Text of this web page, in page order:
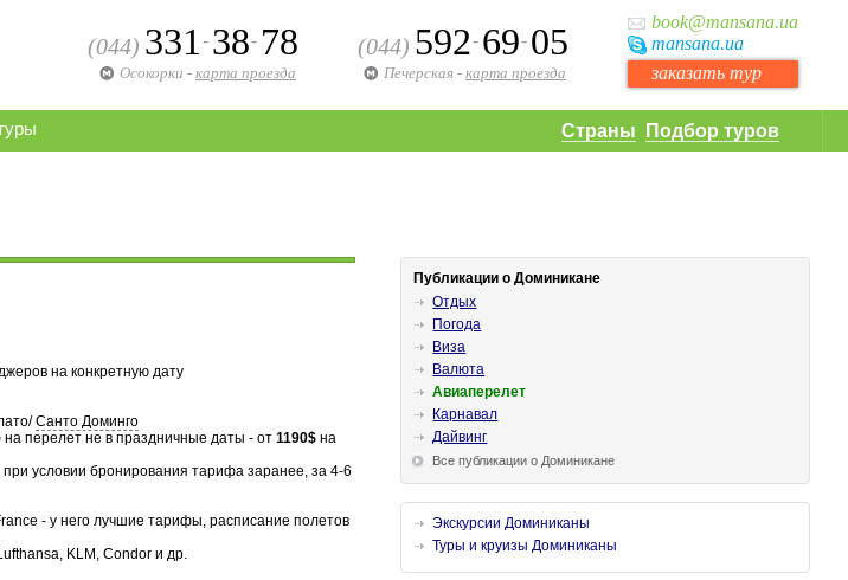
book@mansana.ua
mansana.ua
заказать тур
(044) 592- 69- 05
Печерская - карта проезда
(044) 331 - 38- 78
Осокорки - карта проезда
Страны Подбор туров
на конкретную дату
Санто Доминго
перелет не в праздничные даты - от 1190$ на
при условии бронирования тарифа заранее, за 4-6
- у него лучшие тарифы, расписание полетов
KLM, Condor и др.
Публикации о Доминикане
Отдых
Погода
Виза
Валюта
Авиаперелет
Карнавал
Дайвинг
Все публикации о Доминикане
Экскурсии Доминиканы
Туры и круизы Доминиканы